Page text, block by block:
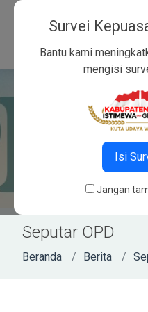
8756565
12:02
Seputar OPD
Beranda Berita
Survei
Bantu kami
mengisi
Isi
Jangan